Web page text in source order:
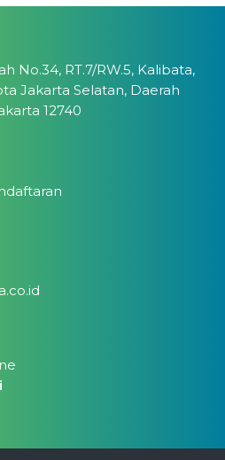
No.34, RT.7/RW.5, Kalibata,
Jakarta Selatan, Daerah
12740